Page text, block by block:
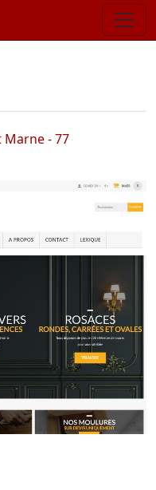
Marne - 77